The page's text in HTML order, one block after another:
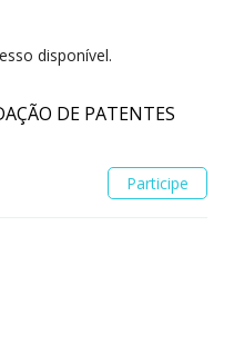
disponível.
DE PATENTES
Participe